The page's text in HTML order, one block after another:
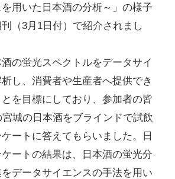
用いた日本酒の分析～」の様子
（3月1日付）で紹介されまし
の蛍光スペクトルをデータサイ
し、消費者や生産者へ提供でき
を目標にしており、参加者の皆
城の日本酒をブラインドで試飲
ートに答えてもらいました。日
ートの結果は、日本酒の蛍光分
データサイエンスの手法を用い